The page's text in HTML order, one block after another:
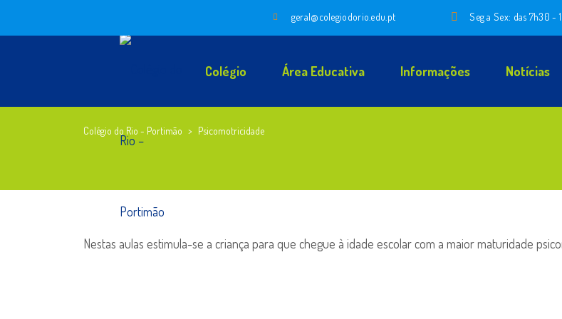
geral@colegiodorio.edu.pt Seg a Sex: das 7h30 -
Colégio Área Educativa Informações Notícias
Colégio do Rio - Portimão > Psicomotricidade
Nestas aulas estimula-se a criança para que chegue à idade escolar com a maior maturidade